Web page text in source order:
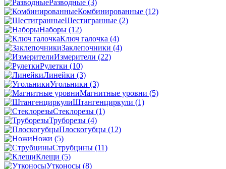
Разводные (3)
Комбинированные (12)
Шестигранные (2)
Наборы (12)
Ключ галочка (4)
Заклепочники (4)
Измерители (22)
Рулетки (10)
Линейки (3)
Угольники (3)
Магнитные уровни (5)
Штангенциркули (1)
Стеклорезы (1)
Труборезы (4)
Плоскогубцы (12)
Ножи (5)
Струбцины (11)
Клещи (5)
Утконосы (8)